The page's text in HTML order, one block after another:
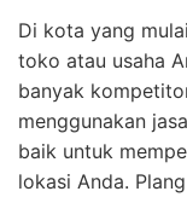
Di kota yang
toko atau usaha
banyak
menggunakan
baik untuk
lokasi Anda.